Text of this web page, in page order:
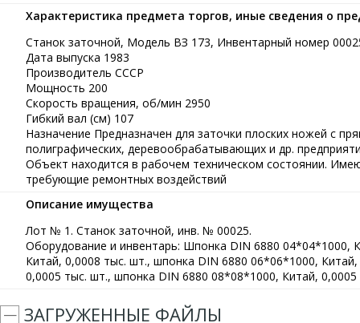
Характеристика предмета торгов, иные сведения о
Станок заточной, Модель ВЗ 173, Инвентарный номер
Дата выпуска 1983
Производитель СССР
Мощность 200
Скорость вращения, об/мин 2950
Гибкий вал (см) 107
Назначение Предназначен для заточки плоских ножей с
полиграфических, деревообрабатывающих и др.
Объект находится в рабочем техническом состоянии.
требующие ремонтных воздействий
Описание имущества
Лот № 1. Станок заточной, инв. № 00025.
Оборудование и инвентарь: Шпонка DIN 6880 04*04*1000,
Китай, 0,0008 тыс. шт., шпонка DIN 6880 06*06*1000,
0,0005 тыс. шт., шпонка DIN 6880 08*08*1000, Китай, 0,0005
ЗАГРУЖЕННЫЕ ФАЙЛЫ